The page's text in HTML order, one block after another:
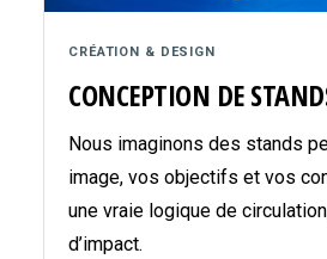
CRÉATION & DESIGN
CONCEPTION DE
Nous imaginons des stands
image, vos objectifs et vos
une vraie logique de
d’impact.